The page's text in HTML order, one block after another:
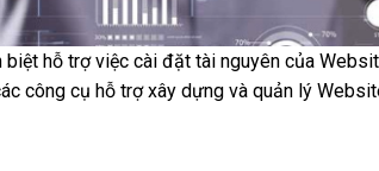
biệt hỗ trợ việc cài đặt tài nguyên của
công cụ hỗ trợ xây dựng và quản lý